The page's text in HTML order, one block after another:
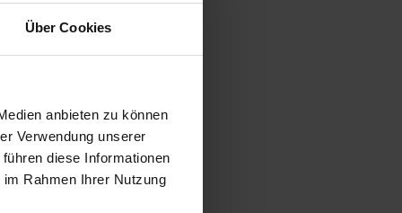
Über Cookies
anbieten zu können
Verwendung unserer
diese Informationen
Rahmen Ihrer Nutzung